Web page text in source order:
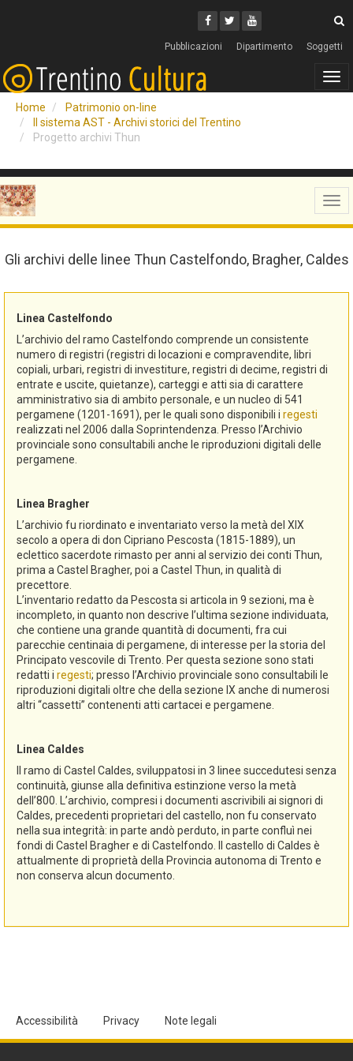
Facebook
Twitter
Youtube
Pubblicazioni Dipartimento Soggetti
Home
Patrimonio on-line
Il sistema AST - Archivi storici del Trentino
Progetto archivi Thun
Gli archivi delle linee Thun Castelfondo, Bragher, Caldes
Linea Castelfondo
L’archivio del ramo Castelfondo comprende un consistente
numero di registri (registri di locazioni e compravendite, libri
copiali, urbari, registri di investiture, registri di decime, registri di
entrate e uscite, quietanze), carteggi e atti sia di carattere
amministrativo sia di ambito personale, e un nucleo di 541
pergamene (1201-1691), per le quali sono disponibili i regesti
realizzati nel 2006 dalla Soprintendenza. Presso l’Archivio
provinciale sono consultabili anche le riproduzioni digitali delle
pergamene.
Linea Bragher
L’archivio fu riordinato e inventariato verso la metà del XIX
secolo a opera di don Cipriano Pescosta (1815-1889), un
eclettico sacerdote rimasto per anni al servizio dei conti Thun,
prima a Castel Bragher, poi a Castel Thun, in qualità di
precettore.
L’inventario redatto da Pescosta si articola in 9 sezioni, ma è
incompleto, in quanto non descrive l’ultima sezione individuata,
che contiene una grande quantità di documenti, fra cui
parecchie centinaia di pergamene, di interesse per la storia del
Principato vescovile di Trento. Per questa sezione sono stati
redatti i regesti; presso l’Archivio provinciale sono consultabili le
riproduzioni digitali oltre che della sezione IX anche di numerosi
altri “cassetti” contenenti atti cartacei e pergamene.
Linea Caldes
Il ramo di Castel Caldes, sviluppatosi in 3 linee succedutesi senza
continuità, giunse alla definitiva estinzione verso la metà
dell’800. L’archivio, compresi i documenti ascrivibili ai signori di
Caldes, precedenti proprietari del castello, non fu conservato
nella sua integrità: in parte andò perduto, in parte confluì nei
fondi di Castel Bragher e di Castelfondo. Il castello di Caldes è
attualmente di proprietà della Provincia autonoma di Trento e
non conserva alcun documento.
Accessibilità Privacy Note legali